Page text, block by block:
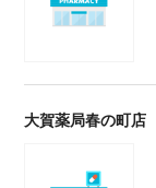
大賀薬局春の町店